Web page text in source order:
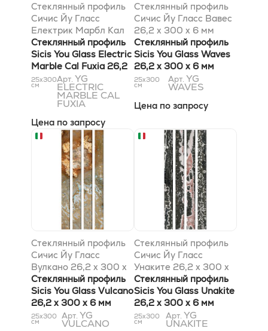
Стеклянный профиль
Сичис Йу Гласс
Електрик Марбл Кал
Фуксиа 26,2 x 300 x 6
мм
Стеклянный профиль
Sicis You Glass Electric
Marble Cal Fuxia 26,2
x 300 x 6 мм
25x300
см
Арт. YG
ELECTRIC
MARBLE CAL
FUXIA
Цена по запросу
Стеклянный профиль
Сичис Йу Гласс Вавес
26,2 x 300 x 6 мм
Стеклянный профиль
Sicis You Glass Waves
26,2 x 300 x 6 мм
25x300
см
Арт. YG
WAVES
Цена по запросу
Стеклянный профиль
Сичис Йу Гласс
Вулкано 26,2 x 300 x
6 мм
Стеклянный профиль
Sicis You Glass Vulcano
26,2 x 300 x 6 мм
25x300
см
Арт. YG
VULCANO
Стеклянный профиль
Сичис Йу Гласс
Унаките 26,2 x 300 x
6 мм
Стеклянный профиль
Sicis You Glass Unakite
26,2 x 300 x 6 мм
25x300
см
Арт.YG
UNAKITE